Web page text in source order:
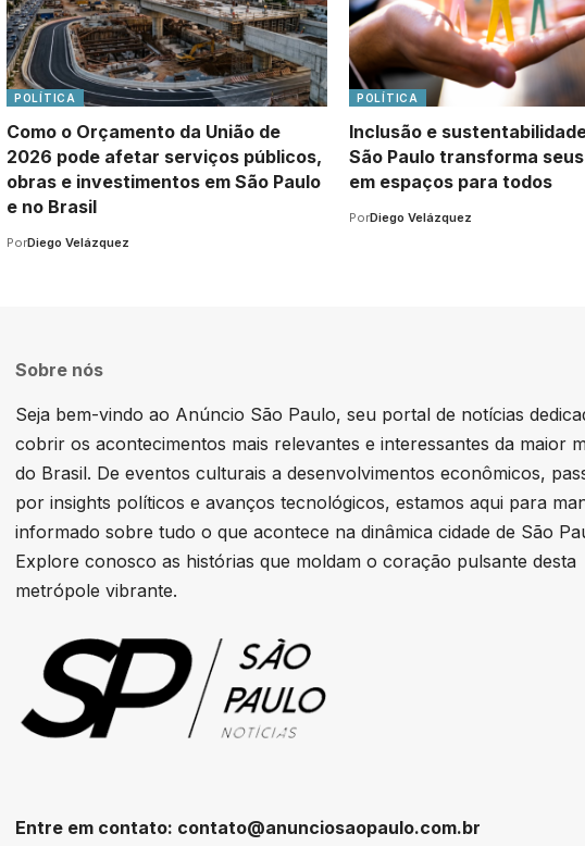
POLÍTICA
Como o Orçamento da União de
2026 pode afetar serviços públicos,
obras e investimentos em São Paulo
e no Brasil
PorDiego Velázquez
POLÍTICA
Inclusão e
São Paulo transforma
em espaços para todos
PorDiego Velázquez
Sobre nós
Seja bem-vindo ao Anúncio São Paulo, seu portal de notícias
cobrir os acontecimentos mais relevantes e interessantes da maior
do Brasil. De eventos culturais a desenvolvimentos econômicos,
por insights políticos e avanços tecnológicos, estamos aqui para
informado sobre tudo o que acontece na dinâmica cidade de São
Explore conosco as histórias que moldam o coração pulsante desta
metrópole vibrante.
Entre em contato: contato@anunciosaopaulo.com.br